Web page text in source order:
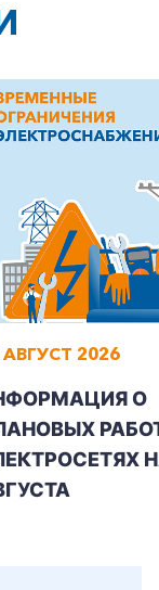
АВГУСТ 2026
О